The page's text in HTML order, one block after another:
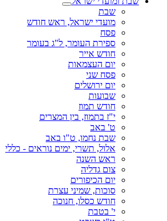
שבת
מועדי ישראל, ראש חודש
פסח
ספירת העומר, ל"ג בעומר
חודש אייר
יום העצמאות
פסח שני
יום ירושלים
שבועות
חודש תמוז
י"ז בתמוז, בין המצרים
ט' באב
שבת נחמו, ט"ו באב
אלול, תשרי, ימים נוראים - כללי
ראש השנה
צום גדליה
יום הכיפורים
סוכות, שמיני עצרת
חודש כסלו, חנוכה
י' בטבת